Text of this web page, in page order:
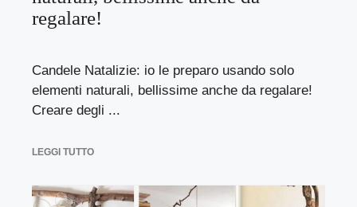
regalare!
Candele Natalizie: io le preparo usando solo
elementi naturali, bellissime anche da regalare!
Creare degli ...
LEGGI TUTTO